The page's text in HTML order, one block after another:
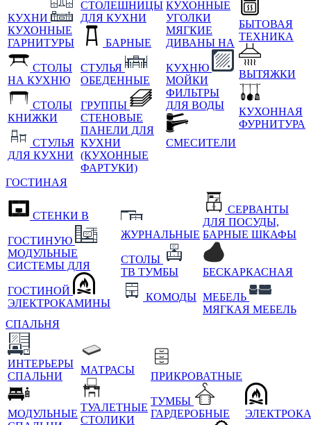
КУХНИ
КУХОННЫЕ
ГАРНИТУРЫ
СТОЛЫ
НА КУХНЮ
СТОЛЫ
КНИЖКИ
СТУЛЬЯ
ДЛЯ КУХНИ
СТОЛЕШНИЦЫ
ДЛЯ КУХНИ
БАРНЫЕ
СТУЛЬЯ
ОБЕДЕННЫЕ
ГРУППЫ
СТЕНОВЫЕ
ПАНЕЛИ ДЛЯ
КУХНИ
(КУХОННЫЕ
ФАРТУКИ)
КУХОННЫЕ
УГОЛКИ
МЯГКИЕ
ДИВАНЫ НА
КУХНЮ
МОЙКИ
ФИЛЬТРЫ
ДЛЯ ВОДЫ
СМЕСИТЕЛИ
БЫТОВАЯ
ТЕХНИКА
ВЫТЯЖКИ
КУХОННАЯ
ФУРНИТУРА
ГОСТИНАЯ
СТЕНКИ В
ГОСТИНУЮ
МОДУЛЬНЫЕ
СИСТЕМЫ ДЛЯ
ГОСТИНОЙ
ЭЛЕКТРОКАМИНЫ
ЖУРНАЛЬНЫЕ
СТОЛЫ
ТВ ТУМБЫ
КОМОДЫ
СЕРВАНТЫ
ДЛЯ ПОСУДЫ,
БАРНЫЕ ШКАФЫ
БЕСКАРКАСНАЯ
МЕБЕЛЬ
МЯГКАЯ МЕБЕЛЬ
СПАЛЬНЯ
ИНТЕРЬЕРЫ
СПАЛЬНИ
МОДУЛЬНЫЕ
МАТРАСЫ
ТУАЛЕТНЫЕ
СТОЛИКИ
ПРИКРОВАТНЫЕ
ТУМБЫ
ГАРДЕРОБНЫЕ